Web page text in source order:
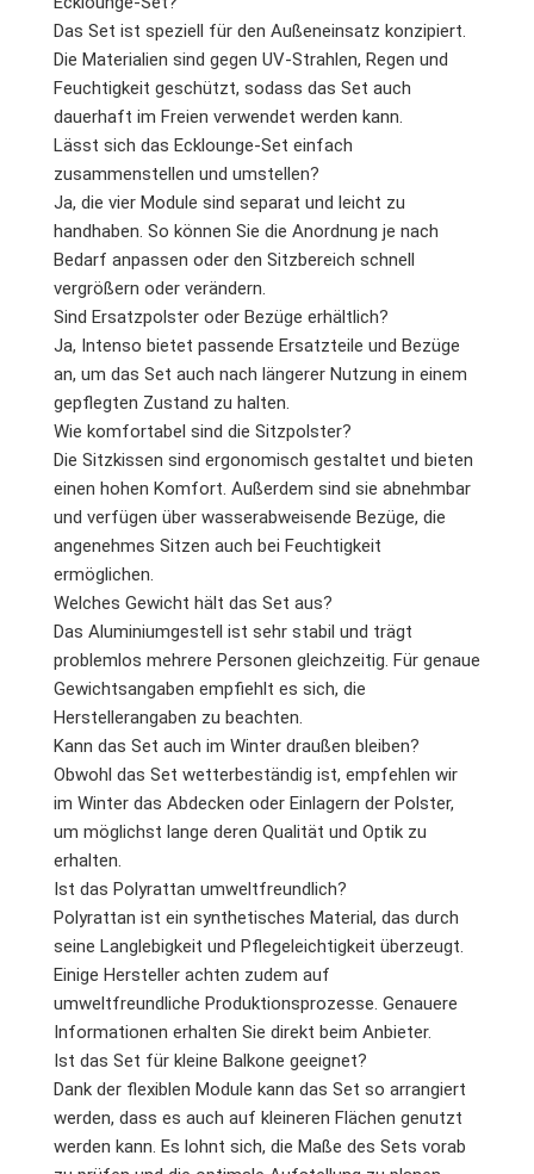
Das Set ist speziell für den Außeneinsatz konzipiert.
Die Materialien sind gegen UV-Strahlen, Regen und
Feuchtigkeit geschützt, sodass das Set auch
dauerhaft im Freien verwendet werden kann.
Lässt sich das Ecklounge-Set einfach
zusammenstellen und umstellen?
Ja, die vier Module sind separat und leicht zu
handhaben. So können Sie die Anordnung je nach
Bedarf anpassen oder den Sitzbereich schnell
vergrößern oder verändern.
Sind Ersatzpolster oder Bezüge erhältlich?
Ja, Intenso bietet passende Ersatzteile und Bezüge
an, um das Set auch nach längerer Nutzung in einem
gepflegten Zustand zu halten.
Wie komfortabel sind die Sitzpolster?
Die Sitzkissen sind ergonomisch gestaltet und bieten
einen hohen Komfort. Außerdem sind sie abnehmbar
und verfügen über wasserabweisende Bezüge, die
angenehmes Sitzen auch bei Feuchtigkeit
ermöglichen.
Welches Gewicht hält das Set aus?
Das Aluminiumgestell ist sehr stabil und trägt
problemlos mehrere Personen gleichzeitig. Für genaue
Gewichtsangaben empfiehlt es sich, die
Herstellerangaben zu beachten.
Kann das Set auch im Winter draußen bleiben?
Obwohl das Set wetterbeständig ist, empfehlen wir
im Winter das Abdecken oder Einlagern der Polster,
um möglichst lange deren Qualität und Optik zu
erhalten.
Ist das Polyrattan umweltfreundlich?
Polyrattan ist ein synthetisches Material, das durch
seine Langlebigkeit und Pflegeleichtigkeit überzeugt.
Einige Hersteller achten zudem auf
umweltfreundliche Produktionsprozesse. Genauere
Informationen erhalten Sie direkt beim Anbieter.
Ist das Set für kleine Balkone geeignet?
Dank der flexiblen Module kann das Set so arrangiert
werden, dass es auch auf kleineren Flächen genutzt
werden kann. Es lohnt sich, die Maße des Sets vorab